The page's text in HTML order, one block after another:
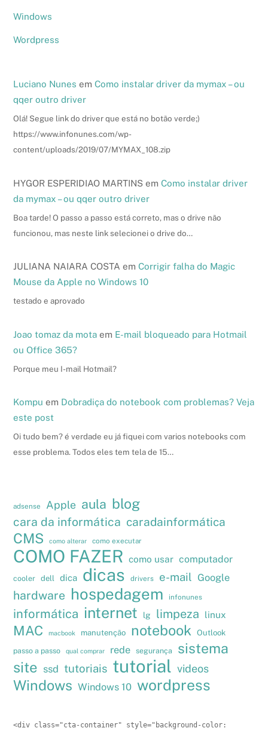
Windows
Wordpress
Luciano Nunes emComo instalar driver da mymax – ou
qqer outro driver
Olá! Segue link do driver que está no botão verde;)
https://www.infonunes.com/wp-
content/uploads/2019/07/MYMAX_108.zip
HYGOR ESPERIDIAO MARTINS emComo instalar driver
da mymax – ou qqer outro driver
Boa tarde! O passo a passo está correto, mas o drive não
funcionou, mas neste link selecionei o drive do…
JULIANA NAIARA COSTA emCorrigir falha do Magic
Mouse da Apple no Windows 10
testado e aprovado
Joao tomaz da mota em E-mail bloqueado para Hotmail
ou Office 365?
Porque meu I-mail Hotmail?
Kompu em Dobradiça do notebook com problemas? Veja
este post
Oi tudo bem? é verdade eu já fiquei com varios notebooks com
esse problema. Todos eles tem tela de 15…
adsense Apple aula blog
cara da informática caradainformática
CMS como alterar como executar
COMO FAZER como usar computador
cooler dell dica dicas drivers e-mail Google
hardware hospedagem infonunes
informática internet lg limpeza linux
MAC macbook manutenção notebook
Outlook
passo a passo
qual comprar rede segurança sistema
site ssd tutoriais tutorial videos
Windows Windows 10 wordpress
<div class="cta-container" style="background-color: